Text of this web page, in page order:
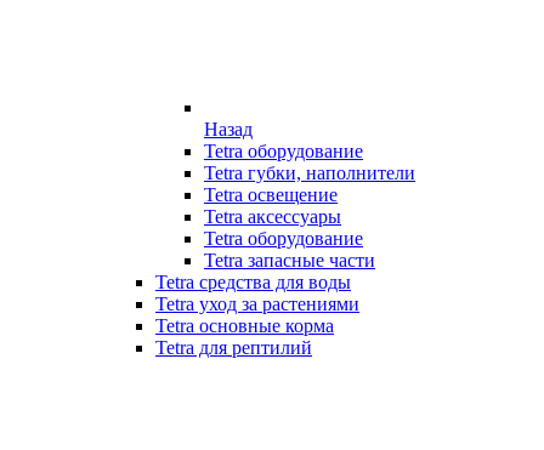
Назад
Tetra оборудование
Tetra губки, наполнители
Tetra освещение
Tetra аксессуары
Tetra оборудование
Tetra запасные части
Tetra средства для воды
Tetra уход за растениями
Tetra основные корма
Tetra для рептилий